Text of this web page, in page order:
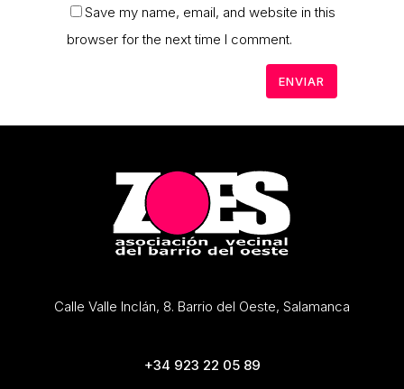
Save my name, email, and website in this
browser for the next time I comment.
Calle Valle Inclán, 8. Barrio del Oeste, Salamanca
+34 923 22 05 89